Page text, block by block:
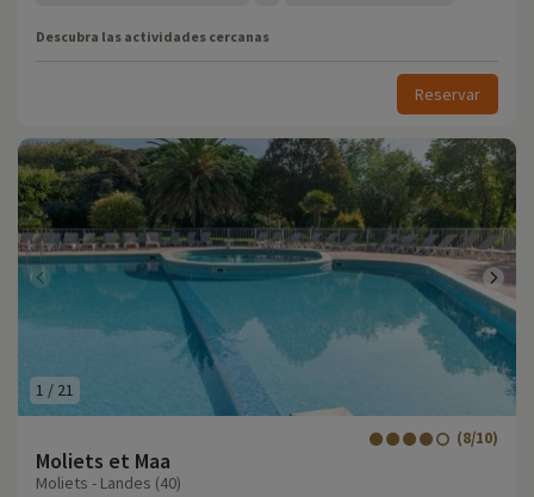
Descubra las actividades cercanas
Reservar
1 / 21
Moliets et Maa
(8/10)
Moliets - Landes (40)